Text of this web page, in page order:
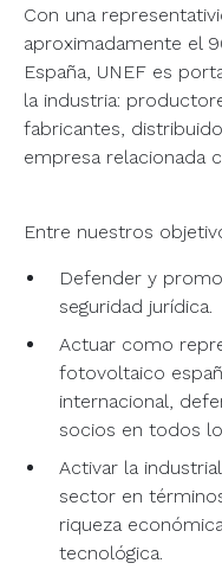
Con una
aproximadamente el
España, UNEF es
la industria:
fabricantes,
empresa relacionada
Entre nuestros
Defender y
seguridad jurídica.
Actuar como
fotovoltaico
internacional,
socios en todos
Activar la
sector en
riqueza
tecnológica.